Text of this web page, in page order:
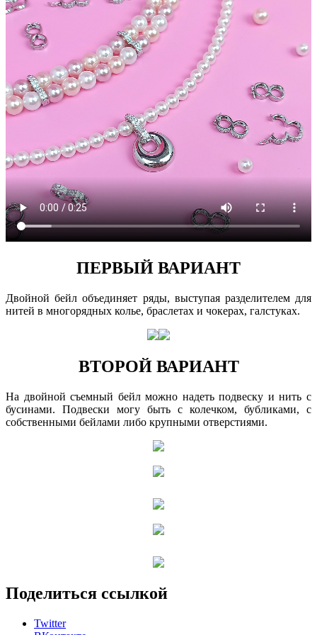
ПЕРВЫЙ ВАРИАНТ
Двойной бейл объединяет ряды, выступая разделителем для
нитей в многорядных колье, браслетах и чокерах, галстуках.
ВТОРОЙ ВАРИАНТ
На двойной съемный бейл можно надеть подвеску и нить с
бусинами. Подвески могу быть с колечком, бубликами, с
собственными бейлами либо крупными отверстиями.
Поделиться ссылкой
Twitter